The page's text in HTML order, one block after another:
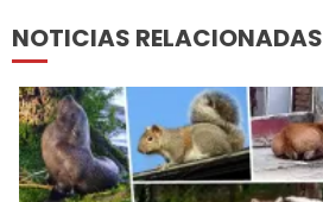
NOTICIAS RELACIONADAS